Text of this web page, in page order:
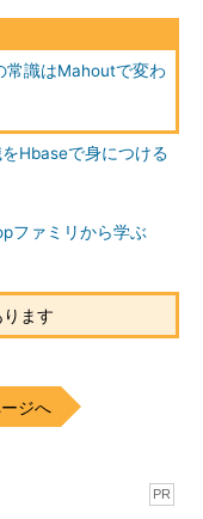
識はMahoutで変わ
Hbaseで身につける
ファミリから学ぶ
ます
ジへ
PR